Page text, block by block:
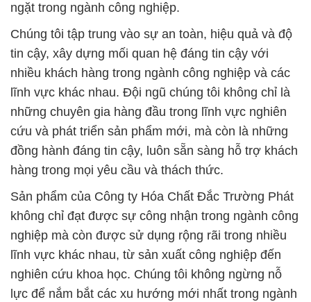
ngặt trong ngành công nghiệp.
Chúng tôi tập trung vào sự an toàn, hiệu quả và độ
tin cậy, xây dựng mối quan hệ đáng tin cậy với
nhiều khách hàng trong ngành công nghiệp và các
lĩnh vực khác nhau. Đội ngũ chúng tôi không chỉ là
những chuyên gia hàng đầu trong lĩnh vực nghiên
cứu và phát triển sản phẩm mới, mà còn là những
đồng hành đáng tin cậy, luôn sẵn sàng hỗ trợ khách
hàng trong mọi yêu cầu và thách thức.
Sản phẩm của Công ty Hóa Chất Đắc Trường Phát
không chỉ đạt được sự công nhận trong ngành công
nghiệp mà còn được sử dụng rộng rãi trong nhiều
lĩnh vực khác nhau, từ sản xuất công nghiệp đến
nghiên cứu khoa học. Chúng tôi không ngừng nỗ
lực để nắm bắt các xu hướng mới nhất trong ngành